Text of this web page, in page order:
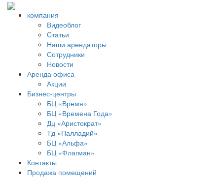
компания
Видеоблог
Cтатьи
Наши арендаторы
Сотрудники
Новости
Аренда офиса
Акции
Бизнес-центры
БЦ «Время»
БЦ «Времена Года»
Дц «Аристократ»
Тд «Палладий»
БЦ «Альфа»
БЦ «Флагман»
Контакты
Продажа помещений